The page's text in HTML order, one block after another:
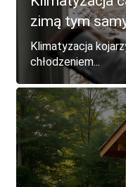
zimą tym
Klimatyzacja
chłodzeniem...